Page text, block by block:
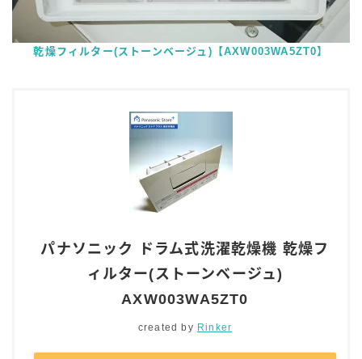
乾燥フィルター(ストーンベージュ)【AXW003WA5ZT0】
パナソニック ドラム式洗濯乾燥機 乾燥フ
ィルター(ストーンベージュ)
AXW003WA5ZT0
created by Rinker